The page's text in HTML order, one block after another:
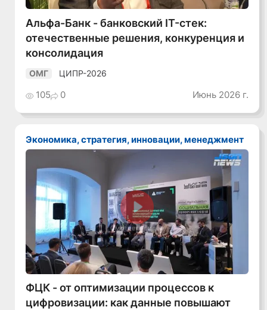
Альфа-Банк - банковский IT-стек:
отечественные решения, конкуренция и
консолидация
ОМГ ЦИПР-2026
105 0 Июнь 2026 г.
Экономика, стратегия, инновации, менеджмент
Смотреть видео
ФЦК - от оптимизации процессов к
цифровизации: как данные повышают